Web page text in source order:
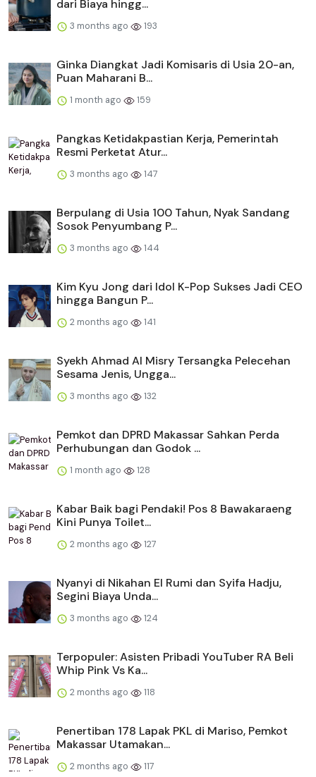
dari Biaya hingg...
3 months ago 193
Ginka Diangkat Jadi Komisaris di Usia 20-an,
Puan Maharani B...
1 month ago 159
Pangkas Ketidakpastian Kerja, Pemerintah
Resmi Perketat Atur...
3 months ago 147
Berpulang di Usia 100 Tahun, Nyak Sandang
Sosok Penyumbang P...
3 months ago 144
Kim Kyu Jong dari Idol K-Pop Sukses Jadi CEO
hingga Bangun P...
2 months ago 141
Syekh Ahmad Al Misry Tersangka Pelecehan
Sesama Jenis, Ungga...
3 months ago 132
Pemkot dan DPRD Makassar Sahkan Perda
Perhubungan dan Godok ...
1 month ago 128
Kabar Baik bagi Pendaki! Pos 8 Bawakaraeng
Kini Punya Toilet...
2 months ago 127
Nyanyi di Nikahan El Rumi dan Syifa Hadju,
Segini Biaya Unda...
3 months ago 124
Terpopuler: Asisten Pribadi YouTuber RA Beli
Whip Pink Vs Ka...
2 months ago 118
Penertiban 178 Lapak PKL di Mariso, Pemkot
Makassar Utamakan...
2 months ago 117